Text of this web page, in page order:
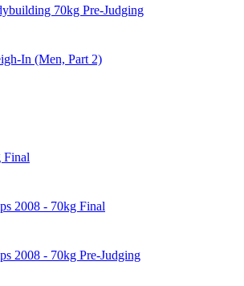
70kg Pre-Judging
In (Men, Part 2)
Final
2008 - 70kg Final
2008 - 70kg Pre-Judging